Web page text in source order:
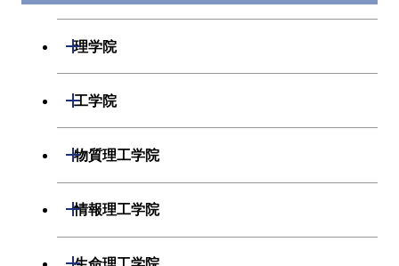
理学院
開閉
化学系
工学院
開閉
機械系
電気電子系
物質理工学院
開閉
材料系
情報理工学院
開閉
数理・計算科学系
開閉